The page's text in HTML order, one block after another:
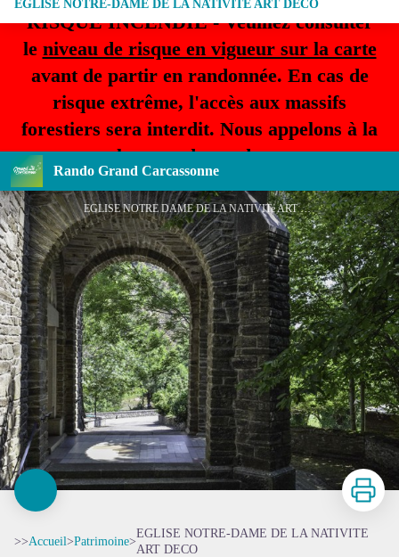
RISQUE INCENDIE - Veuillez consulter
le niveau de risque en vigueur sur la carte
avant de partir en randonnée. En cas de
risque extrême, l'accès aux massifs
forestiers sera interdit. Nous appelons à la
plus grande prudence.
Rando Grand Carcassonne
EGLISE NOTRE-DAME DE LA NATIVITE ART DECO
EGLISE NOTRE DAME DE LA NATIVITe ART DECO3
Imprimer
>>Accueil>Patrimoine>
EGLISE NOTRE-DAME DE LA NATIVITE
ART DECO